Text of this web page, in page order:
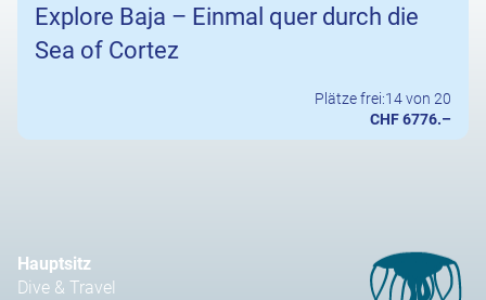
Explore Baja – Einmal quer durch die
Sea of Cortez
Plätze frei:14 von 20
CHF 6776.–
Hauptsitz
Dive & Travel